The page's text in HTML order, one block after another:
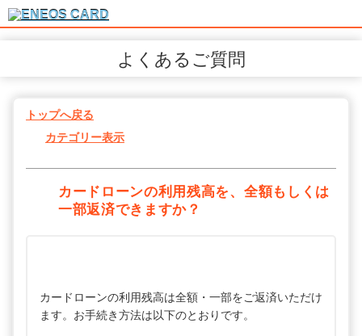
よくあるご質問
トップへ戻る
カテゴリー表示
カードローンの利用残高を、全額もしくは
一部返済できますか？
カードローンの利用残高は全額・一部をご返済いただけ
ます。お手続き方法は以下のとおりです。